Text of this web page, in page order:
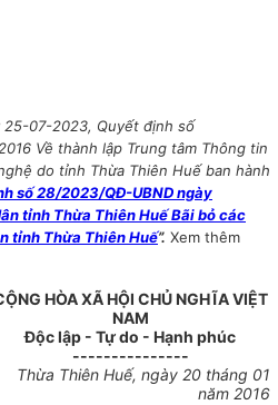
25-07-2023, Quyết định số
Về thành lập Trung tâm Thông tin
do tỉnh Thừa Thiên Huế ban hành
số 28/2023/QĐ-UBND ngày
tỉnh Thừa Thiên Huế Bãi bỏ các
tỉnh Thừa Thiên Huế”. Xem thêm
HÒA XÃ HỘI CHỦ NGHĨA VIỆT
NAM
Độc lập - Tự do - Hạnh phúc
---------------
Thừa Thiên Huế, ngày 20tháng 01
năm 2016